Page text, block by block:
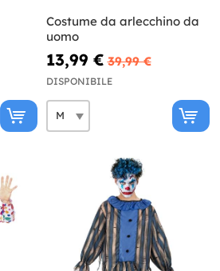
Costume da arlecchino da
uomo
13,99 € 39,99 €
DISPONIBILE